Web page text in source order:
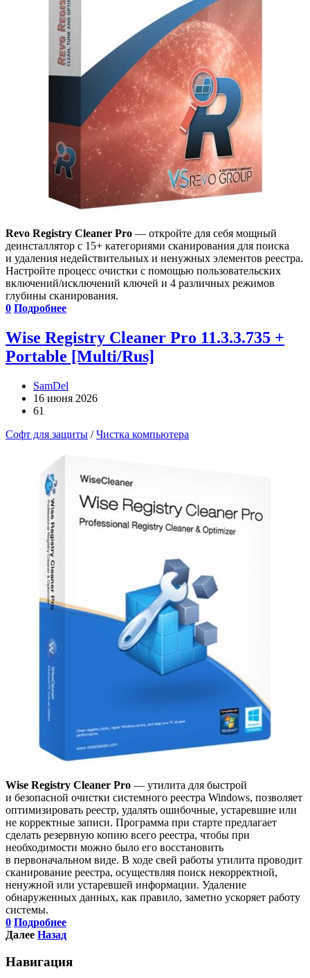
Revo Registry Cleaner Pro — откройте для себя мощный
деинсталлятор с 15+ категориями сканирования для поиска
и удаления недействительных и ненужных элементов реестра.
Настройте процесс очистки с помощью пользовательских
включений/исключений ключей и 4 различных режимов
глубины сканирования.
0 Подробнее
Wise Registry Cleaner Pro 11.3.3.735 +
Portable [Multi/Rus]
SamDel
16 июня 2026
61
Софт для защиты /Чистка компьютера
Wise Registry Cleaner Pro — утилита для быстрой
и безопасной очистки системного реестра Windows, позволяет
оптимизировать реестр, удалять ошибочные, устаревшие или
не корректные записи. Программа при старте предлагает
сделать резервную копию всего реестра, чтобы при
необходимости можно было его восстановить
в первоначальном виде. В ходе свей работы утилита проводит
сканирование реестра, осуществляя поиск некорректной,
ненужной или устаревшей информации. Удаление
обнаруженных данных, как правило, заметно ускоряет работу
системы.
0 Подробнее
Далее Назад
Навигация